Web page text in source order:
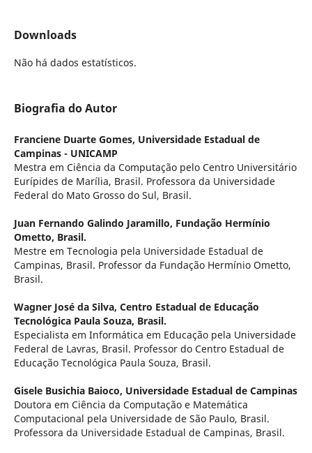
Downloads
Não há dados estatísticos.
Biografia do Autor
Franciene Duarte Gomes, Universidade Estadual de
Campinas - UNICAMP
Mestra em Ciência da Computação pelo Centro Universitário
Eurípides de Marília, Brasil. Professora da Universidade
Federal do Mato Grosso do Sul, Brasil.
Juan Fernando Galindo Jaramillo, Fundação Hermínio
Ometto, Brasil.
Mestre em Tecnologia pela Universidade Estadual de
Campinas, Brasil. Professor da Fundação Hermínio Ometto,
Brasil.
Wagner José da Silva, Centro Estadual de Educação
Tecnológica Paula Souza, Brasil.
Especialista em Informática em Educação pela Universidade
Federal de Lavras, Brasil. Professor do Centro Estadual de
Educação Tecnológica Paula Souza, Brasil.
Gisele Busichia Baioco, Universidade Estadual de Campinas
Doutora em Ciência da Computação e Matemática
Computacional pela Universidade de São Paulo, Brasil.
Professora da Universidade Estadual de Campinas, Brasil.